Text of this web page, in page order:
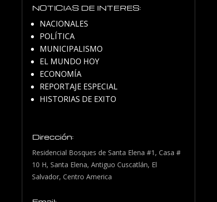
NOTICIAS DE INTERES:
NACIONALES
POLÍTICA
MUNICIPALISMO
EL MUNDO HOY
ECONOMÍA
REPORTAJE ESPECIAL
HISTORIAS DE EXITO
Dirección:
Residencial Bosques de Santa Elena #1, Casa #
10 H, Santa Elena, Antiguo Cuscatlán, El
Salvador, Centro America